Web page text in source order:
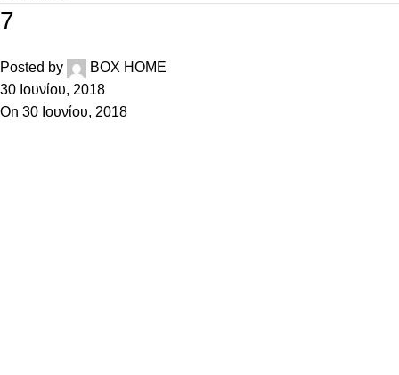
7
Posted by
BOX HOME
30 Ιουνίου, 2018
On 30 Ιουνίου, 2018